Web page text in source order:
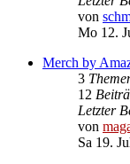
von
Mo 12.
Merch by
3
12
Letzter
von
Sa 19.